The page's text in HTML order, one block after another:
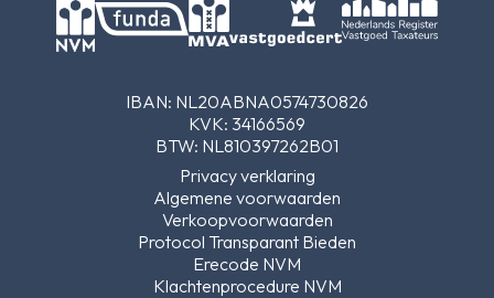
IBAN: NL20ABNA0574730826
KVK: 34166569
BTW: NL810397262B01
Privacy verklaring
Algemene voorwaarden
Verkoopvoorwaarden
Protocol Transparant Bieden
Erecode NVM
Klachtenprocedure NVM